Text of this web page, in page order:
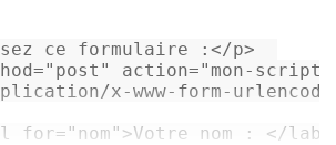
ce formulaire : </p>
="post" action="mon-
x-www-form-
for= "nom" >Votre nom : </